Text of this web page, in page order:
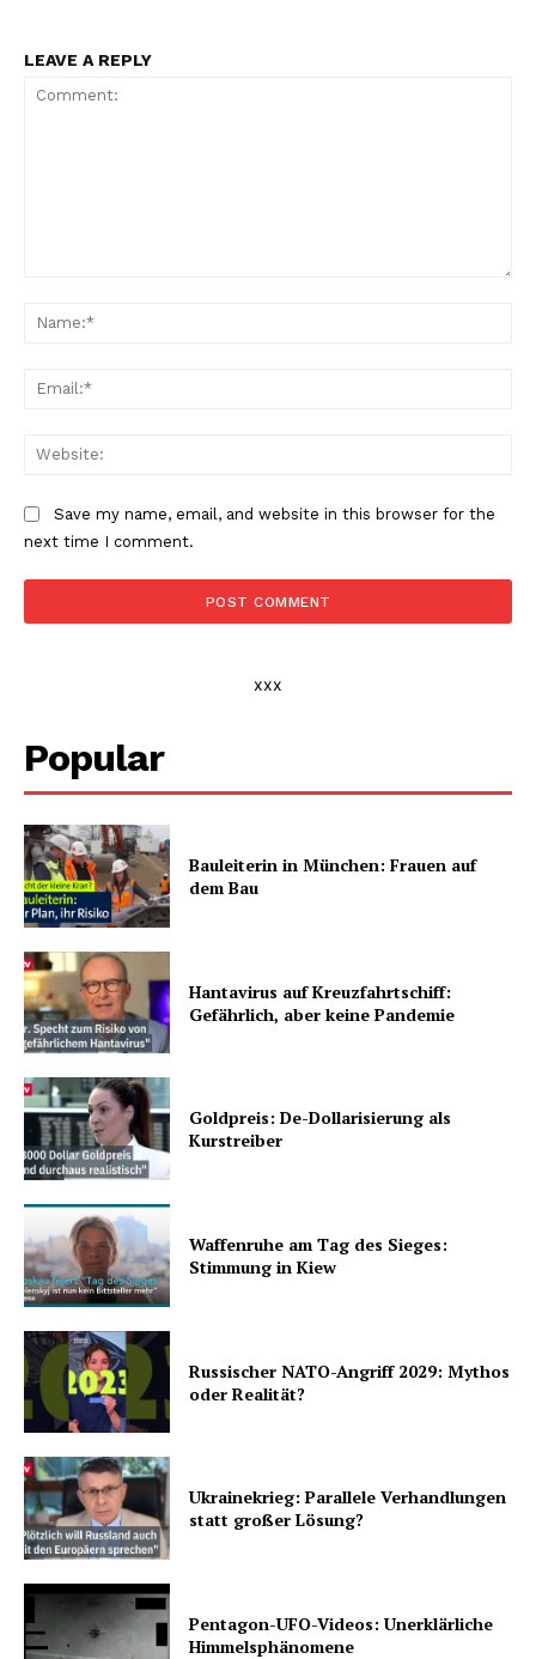
LEAVE A REPLY
Save my name, email, and website in this browser for the
next time I comment.
xxx
Popular
Bauleiterin in München: Frauen auf
dem Bau
Hantavirus auf Kreuzfahrtschiff:
Gefährlich, aber keine Pandemie
Goldpreis: De-Dollarisierung als
Kurstreiber
Waffenruhe am Tag des Sieges:
Stimmung in Kiew
Russischer NATO-Angriff 2029: Mythos
oder Realität?
Ukrainekrieg: Parallele Verhandlungen
statt großer Lösung?
Pentagon-UFO-Videos: Unerklärliche
Himmelsphänomene